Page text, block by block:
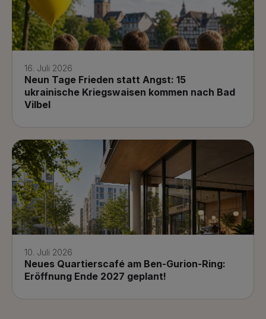
16. Juli 2026
Neun Tage Frieden statt Angst: 15
ukrainische Kriegswaisen kommen nach Bad
Vilbel
10. Juli 2026
Neues Quartierscafé am Ben-Gurion-Ring:
Eröffnung Ende 2027 geplant!